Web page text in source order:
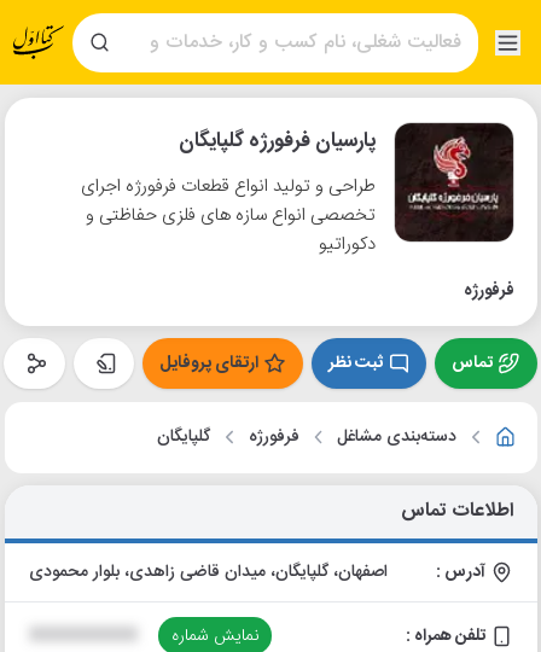
پارسیان فرفورژه گلپایگان
طراحی و تولید انواع قطعات فرفورژه اجرای
تخصصی انواع سازه های فلزی حفاظتی و
دکوراتیو
فرفورژه
تماس ثبت نظر ارتقای پروفایل
دسته‌بندی مشاغل فرفورژه گلپایگان
اطلاعات تماس
آدرس : اصفهان، گلپایگان، میدان قاضی زاهدی، بلوار محمودی
تلفن همراه : نمایش شماره